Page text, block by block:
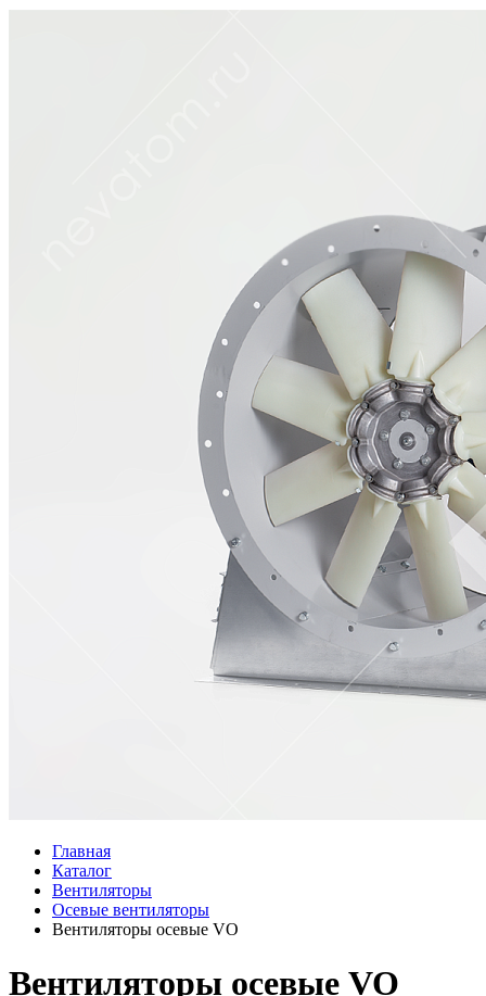
Главная
Каталог
Вентиляторы
Осевые вентиляторы
Вентиляторы осевые VO
Вентиляторы осевые VO